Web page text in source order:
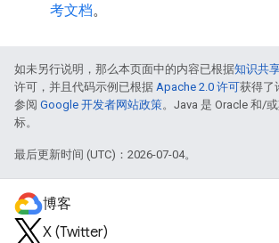
考文档。
如未另行说明，那么本页面中的内容已根据知识共
许可，并且代码示例已根据 Apache 2.0 许可获得了
参阅 Google 开发者网站政策。Java 是 Oracle 和/
标。
最后更新时间 (UTC)：2026-07-04。
博客
X (Twitter)